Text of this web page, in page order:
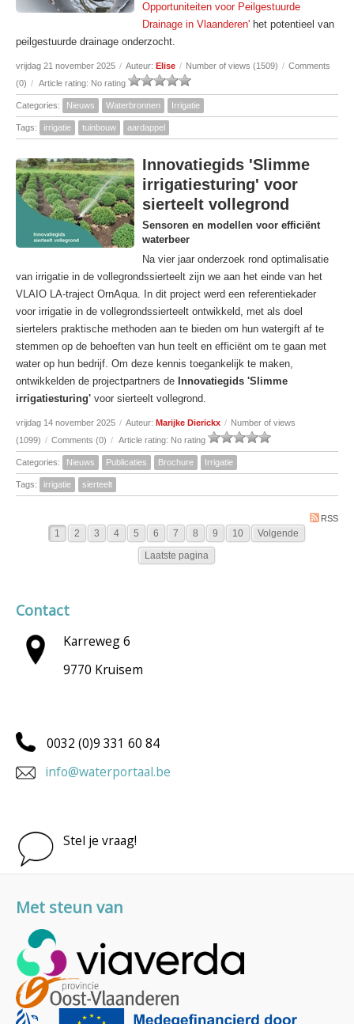
Opportuniteiten voor Peilgestuurde
Drainage in Vlaanderen' het potentieel van
peilgestuurde drainage onderzocht.
vrijdag 21 november 2025 / Auteur: Elise / Number of views (1509) / Comments
(0) / Article rating: No rating
Categories: Nieuws Waterbronnen Irrigatie
Tags: irrigatie tuinbouw aardappel
Innovatiegids 'Slimme
irrigatiesturing' voor
sierteelt vollegrond
Sensoren en modellen voor efficiënt
waterbeer
Na vier jaar onderzoek rond optimalisatie
van irrigatie in de vollegrondssierteelt zijn we aan het einde van het
VLAIO LA-traject OrnAqua. In dit project werd een referentiekader
voor irrigatie in de vollegrondssierteelt ontwikkeld, met als doel
siertelers praktische methoden aan te bieden om hun watergift af te
stemmen op de behoeften van hun teelt en efficiënt om te gaan met
water op hun bedrijf. Om deze kennis toegankelijk te maken,
ontwikkelden de projectpartners de Innovatiegids 'Slimme
irrigatiesturing' voor sierteelt vollegrond.
vrijdag 14 november 2025 / Auteur: Marijke Dierickx / Number of views
(1099) / Comments (0) / Article rating: No rating
Categories: Nieuws Publicaties Brochure Irrigatie
Tags: irrigatie sierteelt
RSS
1 2 3 4 5 6 7 8 9 10
Volgende
Laatste pagina
Contact
Karreweg 6
9770 Kruisem
0032 (0)9 331 60 84
info@waterportaal.be
Stel je vraag!
Met steun van